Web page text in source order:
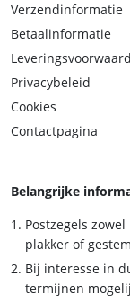
Verzendinformatie
Betaalinformatie
Privacybeleid
Cookies
Contactpagina
Belangrijke
Postzegels
plakker of
Bij interesse in
termijnen